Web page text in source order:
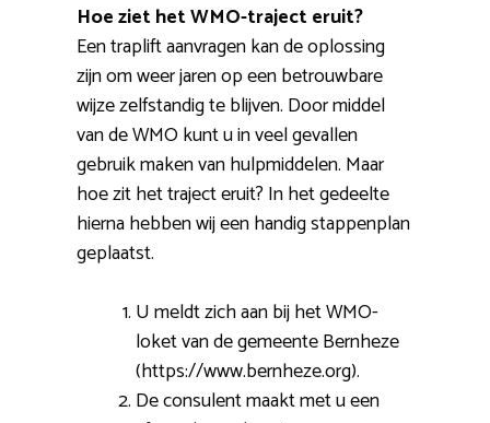
Hoe ziet het WMO-traject eruit?
Een traplift aanvragen kan de oplossing
zijn om weer jaren op een betrouwbare
wijze zelfstandig te blijven. Door middel
van de WMO kunt u in veel gevallen
gebruik maken van hulpmiddelen. Maar
hoe zit het traject eruit? In het gedeelte
hierna hebben wij een handig stappenplan
geplaatst.
U meldt zich aan bij het WMO-
loket van de gemeente Bernheze
(https://www.bernheze.org).
De consulent maakt met u een